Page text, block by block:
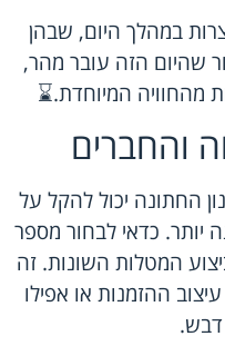
במהלך היום, שבהן
שהיום הזה עובר מהר,
מהחוויה המיוחדת.⌛
והחברים
החתונה יכול להקל על
יותר. כדאי לבחור מספר
המטלות השונות. זה
ההזמנות או אפילו
דבש.